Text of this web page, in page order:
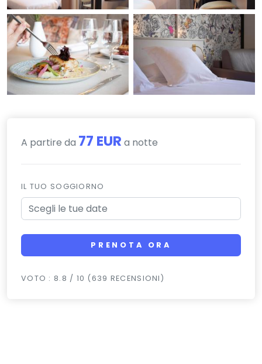
A partire da 77 EUR a notte
IL TUO SOGGIORNO
PRENOTA ORA
VOTO : 8.8 / 10 (639 RECENSIONI)